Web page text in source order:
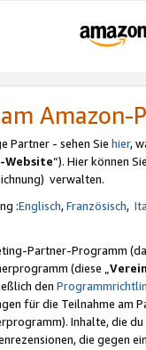
Partner - sehen Sie hier,
Website“). Hier können
verwalten.
:Englisch,Französisch,
Partner-Programm
(diese „
den
für die Teilnahme
Inhalte, die
die